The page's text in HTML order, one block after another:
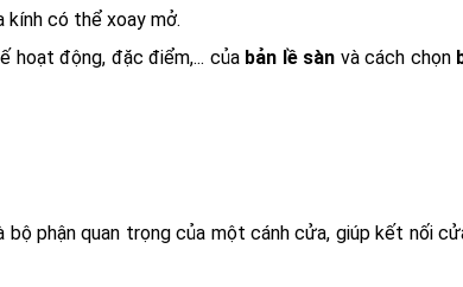
kính có thể xoay mở.
hoạt động, đặc điểm,... của bản lề sàn và cách chọn
phận quan trọng của một cánh cửa, giúp kết nối